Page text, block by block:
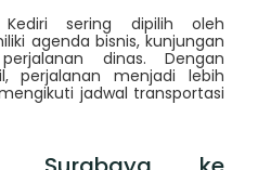
Kediri sering dipilih oleh
agenda bisnis, kunjungan
dinas. Dengan
perjalanan menjadi lebih
jadwal transportasi